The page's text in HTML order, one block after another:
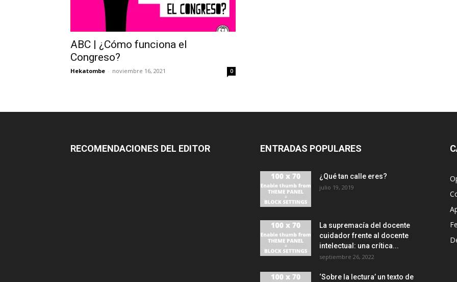
ABC | ¿Cómo funciona el
Congreso?
Hekatombe - noviembre 16, 2021 0
RECOMENDACIONES DEL EDITOR ENTRADAS POPULARES
¿Qué tan calle eres?
julio 19, 2019
La supremacía del docente
cuidador frente al docente
intelectual: una crítica...
septiembre 26, 2022
‘Sobre la lectura’ un texto de